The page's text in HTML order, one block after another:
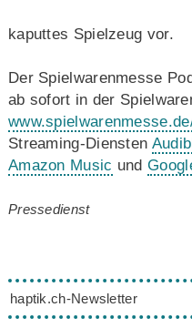
kaputtes Spielzeug vor.
Der Spielwarenmesse
ab sofort in der
Streaming-Diensten
Amazon Music und
Pressedienst
haptik.ch-Newsletter